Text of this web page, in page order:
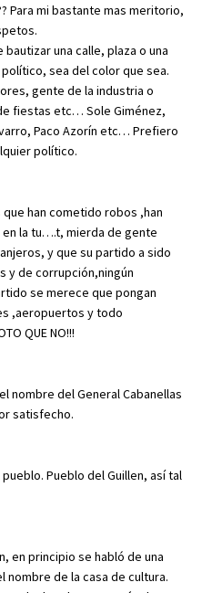
Para mi bastante mas meritorio,
bautizar una calle, plaza o una
sea del color que sea.
gente de la industria o
fiestas etc… Sole Giménez,
Paco Azorín etc… Prefiero
político.
han cometido robos ,han
la tu….t, mierda de gente
y que su partido a sido
y de corrupción,ningún
se merece que pongan
,aeropuertos y todo
QUE NO!!!
nombre del General Cabanellas
satisfecho.
Pueblo del Guillen, así tal
en principio se habló de una
nombre de la casa de cultura.